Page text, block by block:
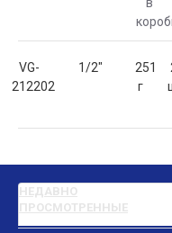
VG-
212202
1/2"
251
г
НЕДАВНО
ПРОСМОТРЕННЫЕ